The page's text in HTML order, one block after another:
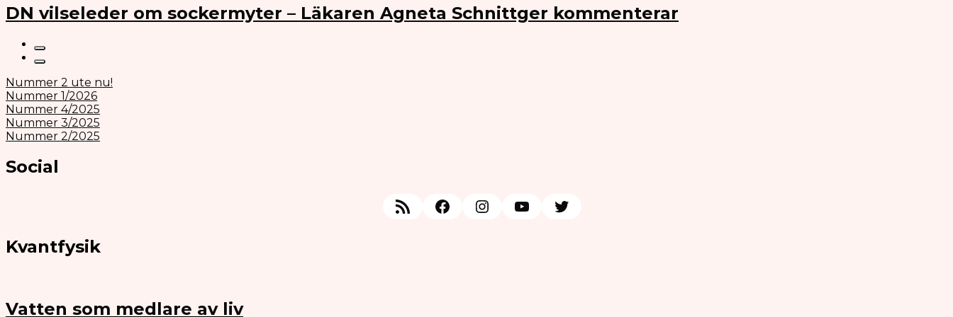
DN vilseleder om sockermyter – Läkaren Agneta Schnittger kommenterar
Nummer 2 ute nu!
Nummer 1/2026
Nummer 4/2025
Nummer 3/2025
Nummer 2/2025
Social
RSS Feed FacebookInstagram
YouTubeTwitter
Kvantfysik
Vatten som medlare av liv